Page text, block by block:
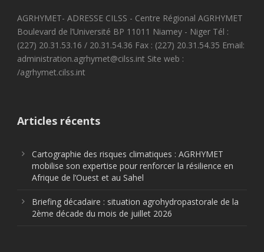
AGRHYMET- ADRESSE CILSS - Centre Régional AGRHYMET
Boulevard de l’Université BP 11011 Niamey - Niger Tél :
(227) 20.31.53.16 / 20.31.54.36 Fax : (227) 20.31.54.35 Email:
administration.agrhymet@cilss.int Site web :
/agrhymet.cilss.int
Articles récents
Cartographie des risques climatiques : AGRHYMET
mobilise son expertise pour renforcer la résilience en
Afrique de l’Ouest et au Sahel
Briefing décadaire : situation agrohydropastorale de la
2ème décade du mois de juillet 2026